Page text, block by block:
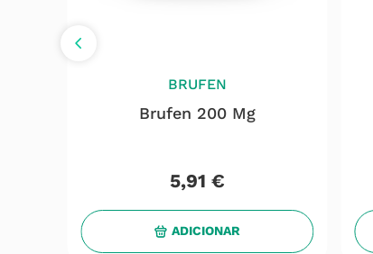
BRUFEN
Brufen 200 Mg
5,91 €
ADICIONAR